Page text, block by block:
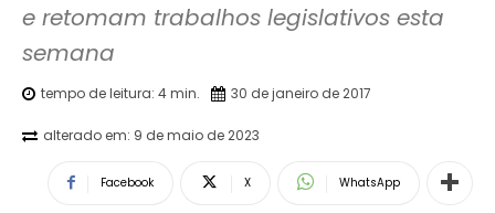
e retomam trabalhos legislativos esta
semana
tempo de leitura: 4min. 30 de janeiro de 2017
alterado em: 9 de maio de 2023
Facebook X WhatsApp